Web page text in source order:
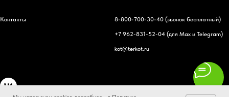
Контакты 8-800-700-30-40 (звонок бесплатный)
+7 962-831-52-04 (для Max и Telegram)
kot@terkot.ru